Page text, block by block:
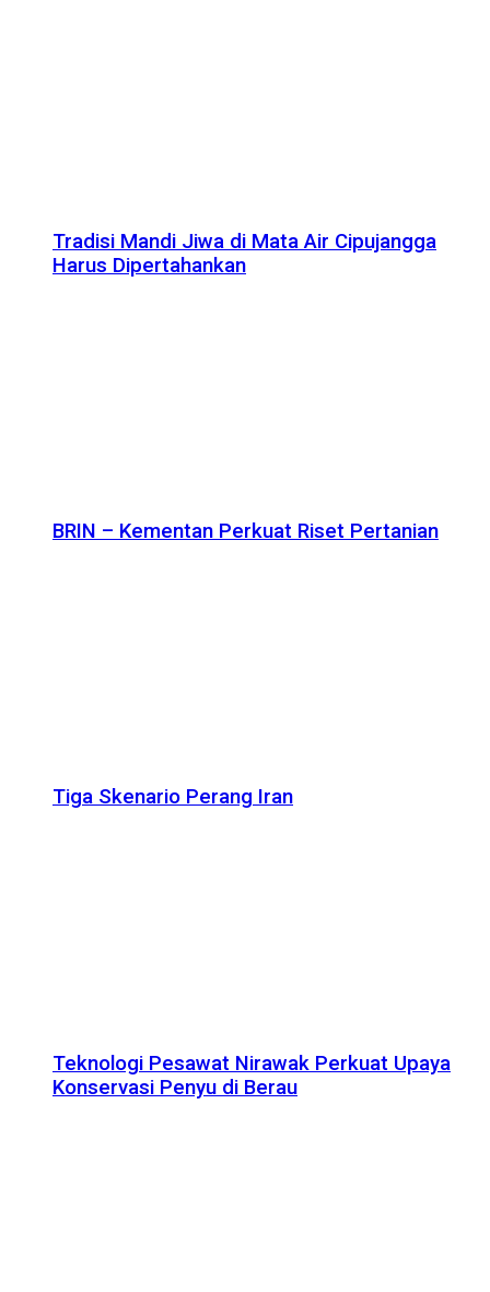
Tradisi Mandi Jiwa di Mata Air Cipujangga
Harus Dipertahankan
BRIN – Kementan Perkuat Riset Pertanian
Tiga Skenario Perang Iran
Teknologi Pesawat Nirawak Perkuat Upaya
Konservasi Penyu di Berau